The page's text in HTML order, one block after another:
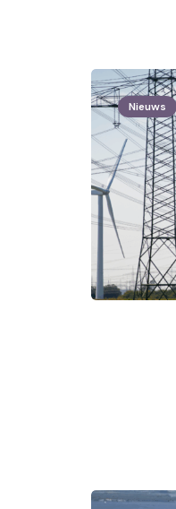
Nieuws